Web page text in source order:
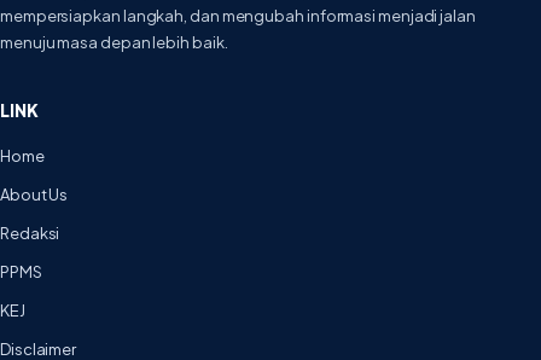
mempersiapkan langkah, dan mengubah informasi menjadi jalan
menuju masa depan lebih baik.
LINK
Home
About Us
Redaksi
PPMS
KEJ
Disclaimer